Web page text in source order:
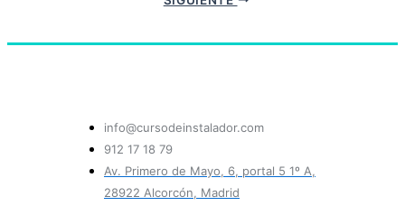
info@cursodeinstalador.com
912 17 18 79
Av. Primero de Mayo, 6, portal 5 1º A,
28922 Alcorcón, Madrid